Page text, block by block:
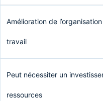
Amélioration de
travail
Peut nécessiter un
ressources